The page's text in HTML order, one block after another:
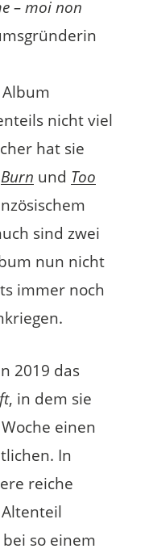
– moi non
nicht viel
hat sie
Burn und Too
sind zwei
nun nicht
immer noch
2019 das
, in dem sie
einen
In
reiche
so einem